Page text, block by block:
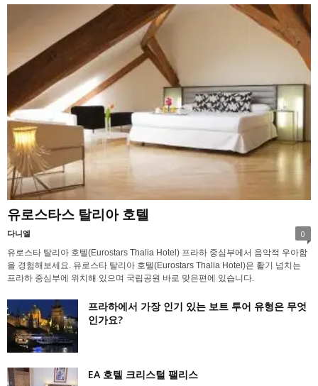
유로스타스 탈리아 호텔
다니엘 0
유로스타 탈리아 호텔(Eurostars Thalia Hotel) 프라하 중심부에서 음악적 우아함
을 경험해보세요. 유로스타 탈리아 호텔(Eurostars Thalia Hotel)은 활기 넘치는
프라하 중심부에 위치해 있으며 국립공원 바로 맞은편에 있습니다.
프라하에서 가장 인기 있는 보트 투어 유형은 무엇
인가요?
EA 호텔 크리스털 팰리스